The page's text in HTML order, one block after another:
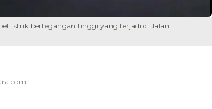
listrik bertegangan tinggi yang terjadi di Jalan